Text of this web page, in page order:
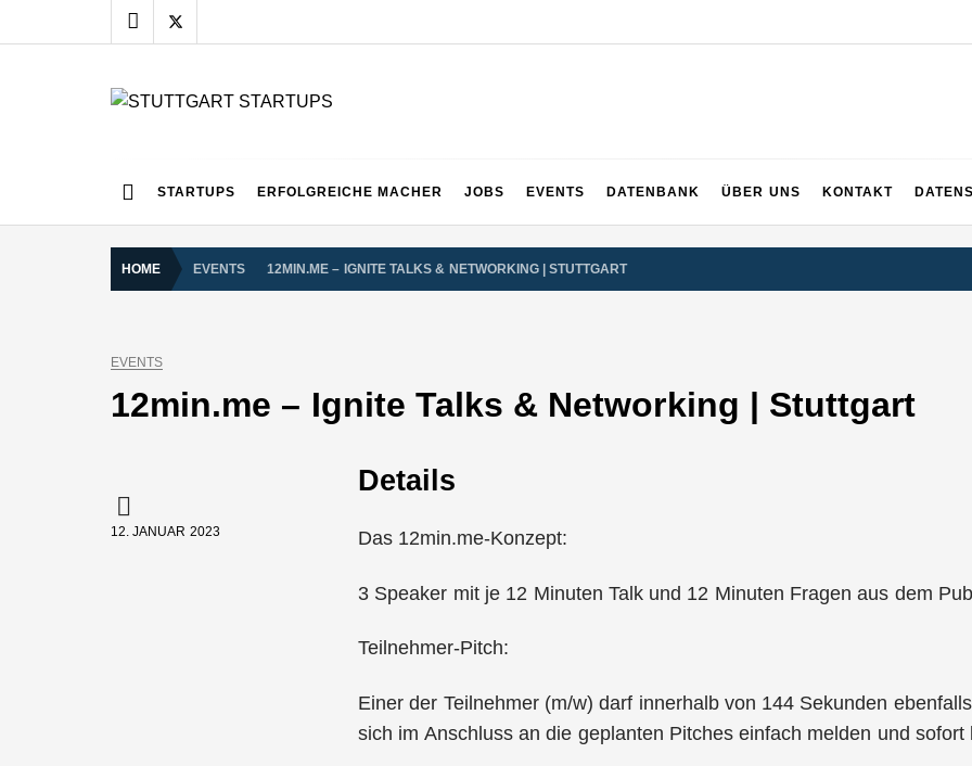
to
STARTUPS ERFOLGREICHE MACHER JOBS EVENTS DATENBANK ÜBER UNS KONTAKT
HOME EVENTS 12MIN.ME – IGNITE TALKS & NETWORKING | STUTTGART
EVENTS
12min.me – Ignite Talks & Networking | Stuttgart
12. JANUAR 2023
Details
Das 12min.me-Konzept:
3 Speaker mit je 12 Minuten Talk und 12 Minuten Fragen aus dem
Teilnehmer-Pitch:
Einer der Teilnehmer (m/w) darf innerhalb von 144 Sekunden
sich im Anschluss an die geplanten Pitches einfach melden und sofort